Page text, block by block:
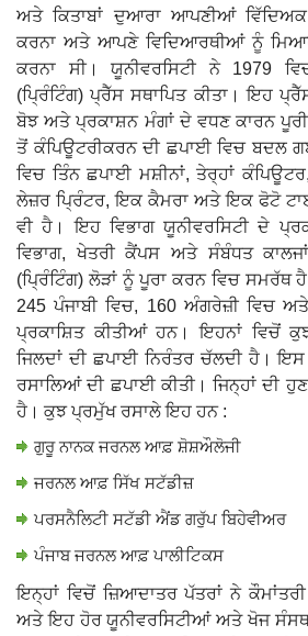
ਅਤੇ ਕਿਤਾਬਾਂ ਦੁਆਰਾ ਆਪਣੀਆਂ
ਕਰਨਾ ਅਤੇ ਆਪਣੇ ਵਿਦਿਆਰਥੀਆਂ ਨੂੰ
ਕਰਨਾ ਸੀ। ਯੂਨੀਵਰਸਿਟੀ ਨੇ 1979
(ਪ੍ਰਿੰਟਿੰਗ) ਪ੍ਰੈੱਸ ਸਥਾਪਿਤ ਕੀਤਾ। ਇਹ
ਬੋਝ ਅਤੇ ਪ੍ਰਕਾਸ਼ਨ ਮੰਗਾਂ ਦੇ ਵਧਣ ਕਾਰਨ
ਤੋਂ ਕੰਪਿਊਟਰੀਕਰਨ ਦੀ ਛਪਾਈ ਵਿਚ ਬਦਲ
ਵਿਚ ਤਿੰਨ ਛਪਾਈ ਮਸ਼ੀਨਾਂ, ਤੇਰ੍ਹਾਂ
ਲੇਜ਼ਰ ਪ੍ਰਿੰਟਰ, ਇਕ ਕੈਮਰਾ ਅਤੇ ਇਕ ਫੋਟੋ
ਵੀ ਹੈ। ਇਹ ਵਿਭਾਗ ਯੂਨੀਵਰਸਿਟੀ ਦੇ
ਵਿਭਾਗ, ਖੇਤਰੀ ਕੈਂਪਸ ਅਤੇ ਸੰਬੰਧਤ
(ਪ੍ਰਿੰਟਿੰਗ) ਲੋੜਾਂ ਨੂੰ ਪੂਰਾ ਕਰਨ ਵਿਚ ਸਮਰੱਥ
245 ਪੰਜਾਬੀ ਵਿਚ, 160 ਅੰਗਰੇਜ਼ੀ ਵਿਚ
ਪ੍ਰਕਾਸ਼ਿਤ ਕੀਤੀਆਂ ਹਨ। ਇਹਨਾਂ ਵਿਚੋਂ
ਜਿਲਦਾਂ ਦੀ ਛਪਾਈ ਨਿਰੰਤਰ ਚੱਲਦੀ ਹੈ।
ਰਸਾਲਿਆਂ ਦੀ ਛਪਾਈ ਕੀਤੀ। ਜਿਨ੍ਹਾਂ ਦੀ
ਹੈ। ਕੁਝ ਪ੍ਰਮੁੱਖ ਰਸਾਲੇ ਇਹ ਹਨ :
ਗੁਰੂ ਨਾਨਕ ਜਰਨਲ ਆਫ਼ ਸ਼ੋਸ਼ਔਲੋਜੀ
ਜਰਨਲ ਆਫ਼ ਸਿੱਖ ਸਟੱਡੀਜ਼
ਪਰਸਨੈਲਿਟੀ ਸਟੱਡੀ ਐਂਡ ਗਰੁੱਪ ਬਿਹੇਵੀਅਰ
ਪੰਜਾਬ ਜਰਨਲ ਆਫ਼ ਪਾਲੀਟਿਕਸ
ਇਨ੍ਹਾਂ ਵਿਚੋਂ ਜ਼ਿਆਦਾਤਰ ਪੱਤਰਾਂ ਨੇ ਕੌਮਾਂਤਰੀ
ਅਤੇ ਇਹ ਹੋਰ ਯੂਨੀਵਰਸਿਟੀਆਂ ਅਤੇ ਖੋਜ